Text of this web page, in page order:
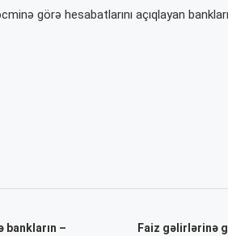
görə hesabatlarını açıqlayan
–
Faiz gəlirlərinə